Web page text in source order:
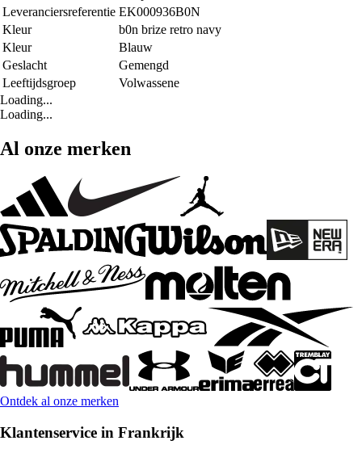
Leveranciersreferentie EK000936B0N
Kleur
b0n brize retro navy
Kleur
Blauw
Geslacht
Gemengd
Leeftijdsgroep
Volwassene
Loading...
Loading...
Al onze merken
Ontdek al onze merken
Klantenservice in Frankrijk